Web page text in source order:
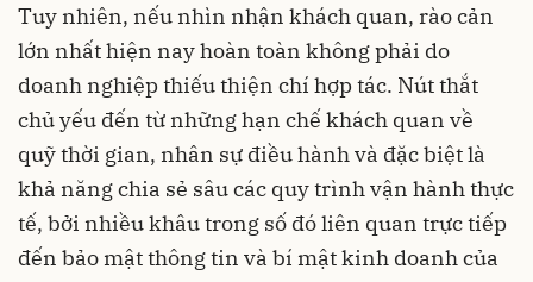
Tuy nhiên, nếu nhìn nhận khách quan, rào cản
lớn nhất hiện nay hoàn toàn không phải do
doanh nghiệp thiếu thiện chí hợp tác. Nút thắt
chủ yếu đến từ những hạn chế khách quan về
quỹ thời gian, nhân sự điều hành và đặc biệt là
khả năng chia sẻ sâu các quy trình vận hành thực
tế, bởi nhiều khâu trong số đó liên quan trực tiếp
đến bảo mật thông tin và bí mật kinh doanh của